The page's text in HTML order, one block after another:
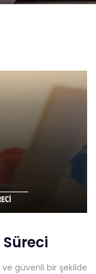
Süreci
ve güvenli bir şekilde